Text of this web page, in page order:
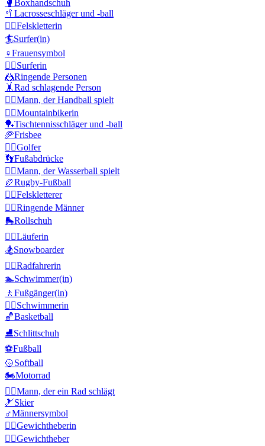
🥊 Boxhandschuh
🥍 Lacrosseschläger und -ball
🧗‍♀️Felskletterin
🏄Surfer(in)
♀️Frauensymbol
🏄‍♀️Surferin
🤼Ringende Personen
🤸Rad schlagende Person
🤾‍♂️Mann, der Handball spielt
🚵‍♀️Mountainbikerin
🏓Tischtennisschläger und -ball
🥏Frisbee
🏌️‍♂️Golfer
👣Fußabdrücke
🤽‍♂️Mann, der Wasserball spielt
🏉Rugby-Fußball
🧗‍♂️Felskletterer
🤼‍♂️Ringende Männer
🛼Rollschuh
🏃‍♀️Läuferin
🏂Snowboarder
🚴‍♀️Radfahrerin
🏊Schwimmer(in)
🚶 Fußgänger(in)
🏊‍♀️Schwimmerin
🏀Basketball
⛸️Schlittschuh
⚽Fußball
🥎Softball
🏍️Motorrad
🤸‍♂️Mann, der ein Rad schlägt
🎿Skier
♂️Männersymbol
🏋️‍♀️Gewichtheberin
🏋️‍♂️Gewichtheber